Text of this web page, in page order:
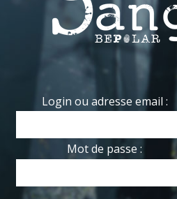
Login ou adresse email :
Mot de passe :